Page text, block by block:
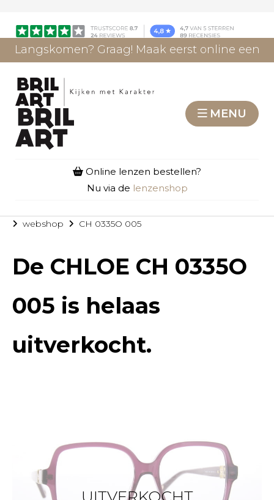
Langskomen? Graag! Maak eerst online een
MENU
Online lenzen bestellen?
Nu via de lenzenshop
webshop CH 0335O 005
De CHLOE CH 0335O
005 is helaas
uitverkocht.